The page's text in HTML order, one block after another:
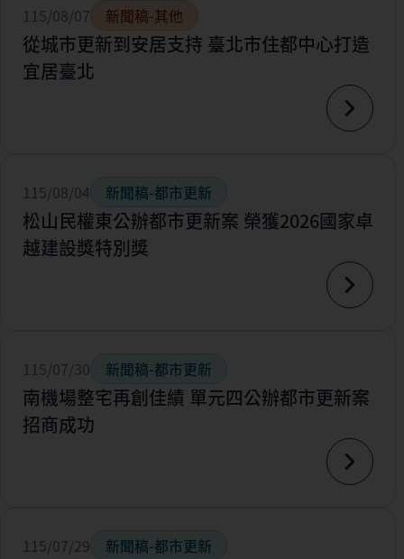
115/08/07 新聞稿-其他
從城市更新到安居支持 臺北市住都中心打造
宜居臺北
115/08/04 新聞稿-都市更新
松山民權東公辦都市更新案 榮獲2026國家卓
越建設獎特別獎
115/07/30 新聞稿-都市更新
南機場整宅再創佳績 單元四公辦都市更新案
招商成功
115/07/29 新聞稿-都市更新